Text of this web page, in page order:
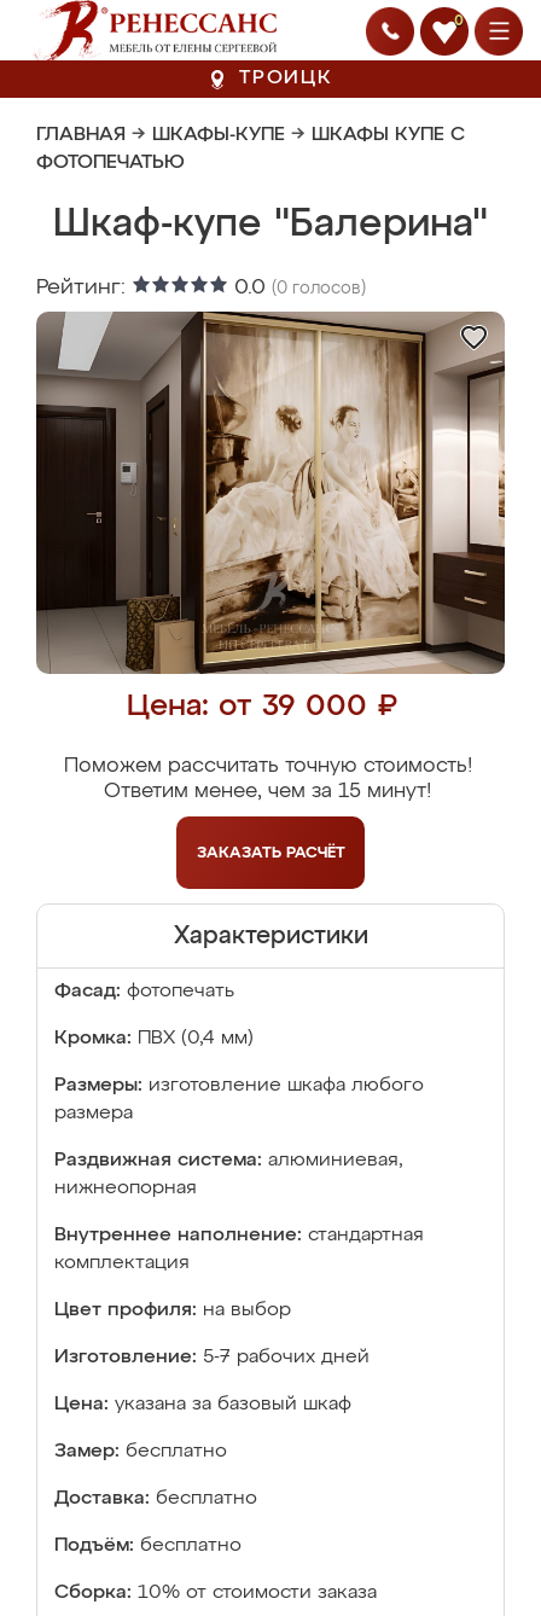
0
ТРОИЦК
ГЛАВНАЯ → ШКАФЫ-КУПЕ → ШКАФЫ КУПЕ С
ФОТОПЕЧАТЬЮ
Шкаф-купе "Балерина"
Рейтинг: 0.0 (0 голосов)
Цена: от 39 000 ₽
Поможем рассчитать точную стоимость!
Ответим менее, чем за 15 минут!
ЗАКАЗАТЬ РАСЧЁТ
Характеристики
Фасад: фотопечать
Кромка: ПВХ (0,4 мм)
Размеры: изготовление шкафа любого
размера
Раздвижная система: алюминиевая,
нижнеопорная
Внутреннее наполнение: стандартная
комплектация
Цвет профиля: на выбор
Изготовление: 5-7 рабочих дней
Цена: указана за базовый шкаф
Замер: бесплатно
Доставка: бесплатно
Подъём: бесплатно
Сборка: 10% от стоимости заказа